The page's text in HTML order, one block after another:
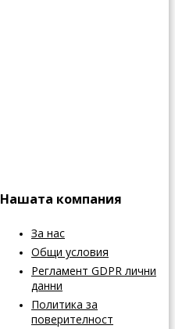
Нашата компания
За нас
Общи условия
Регламент GDPR лични
данни
Политика за
поверителност